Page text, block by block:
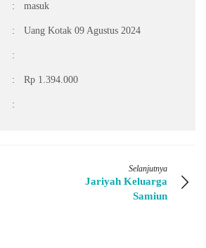
: masuk
: Uang Kotak 09 Agustus 2024
:
: Rp 1.394.000
:
Selanjutnya
Jariyah Keluarga
Samiun